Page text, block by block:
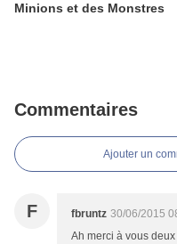
Minions et des Monstres
Commentaires
Ajouter un
F fbruntz 30/06/2015
Ah merci à vous